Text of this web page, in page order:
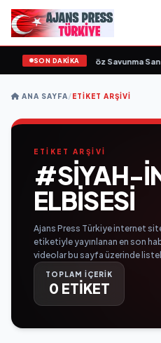
SON DAKİKA
gün sayıyor• Açıkgöz Savunma
ANA SAYFA/ETIKET ARŞIVI
ETİKET ARŞİVİ
#SIYAH-
ELBISESI
Ajans Press Türkiye internet
etiketiyle yayınlanan en son
videolar bu sayfa üzerinde
TOPLAM İÇERİK
0 ETİKET